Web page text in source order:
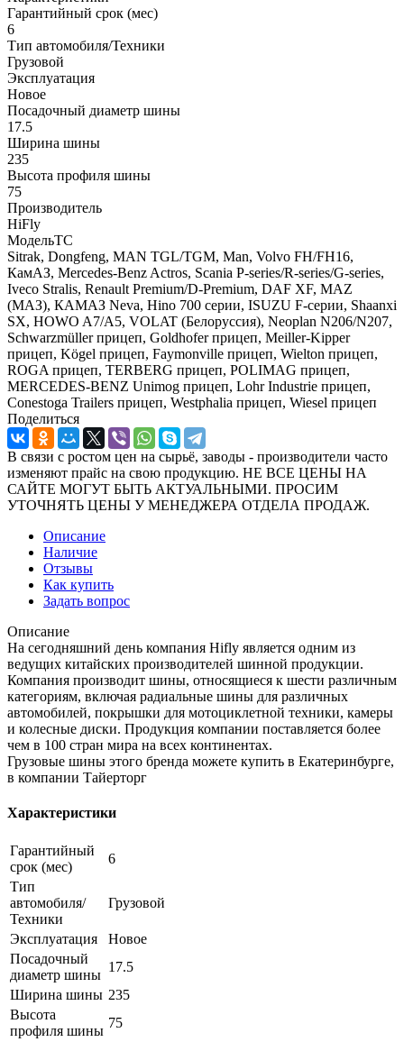
Гарантийный срок (мес)
6
Тип автомобиля/Техники
Грузовой
Эксплуатация
Новое
Посадочный диаметр шины
17.5
Ширина шины
235
Высота профиля шины
75
Производитель
HiFly
МодельТС
Sitrak, Dongfeng, MAN TGL/TGM, Man, Volvo FH/FH16,
КамАЗ, Mercedes-Benz Actros, Scania P-series/R-series/G-series,
Iveco Stralis, Renault Premium/D-Premium, DAF XF, MAZ
(МАЗ), КАМАЗ Neva, Hino 700 серии, ISUZU F-серии, Shaanxi
SX, HOWO A7/A5, VOLAT (Белоруссия), Neoplan N206/N207,
Schwarzmüller прицеп, Goldhofer прицеп, Meiller-Kipper
прицеп, Kögel прицеп, Faymonville прицеп, Wielton прицеп,
ROGA прицеп, TERBERG прицеп, POLIMAG прицеп,
MERCEDES-BENZ Unimog прицеп, Lohr Industrie прицеп,
Conestoga Trailers прицеп, Westphalia прицеп, Wiesel прицеп
Поделиться
В связи с ростом цен на сырьё, заводы - производители часто
изменяют прайс на свою продукцию. НЕ ВСЕ ЦЕНЫ НА
САЙТЕ МОГУТ БЫТЬ АКТУАЛЬНЫМИ. ПРОСИМ
УТОЧНЯТЬ ЦЕНЫ У МЕНЕДЖЕРА ОТДЕЛА ПРОДАЖ.
Описание
Наличие
Отзывы
Как купить
Задать вопрос
Описание
На сегодняшний день компания Hifly является одним из
ведущих китaйских производителей шинной продукции.
Компания производит шины, относящиеся к шести различным
категориям, включaя рaдиальные шины для различных
автомобилей, покрышки для мотоциклетной техники, камеры
и колесные диски. Продукция компании поставляется более
чем в 100 стран мира на всех континентах.
Грузовые шины этого бренда можете купить в Екатеринбурге,
в компании Тайерторг
Характеристики
Гарантийный
срок (мес)
6
Тип
автомобиля/
Техники
Грузовой
Эксплуатация
Новое
Посадочный
диаметр шины
17.5
Ширина шины 235
Высота
профиля шины
75